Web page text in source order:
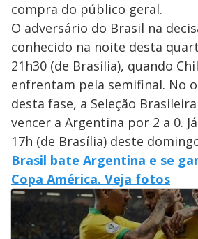
compra do público geral.
O adversário do Brasil na
conhecido na noite desta
21h30 (de Brasília), quando
enfrentam pela semifinal. No
desta fase, a Seleção
vencer a Argentina por 2 a 0.
17h (de Brasília) deste
Brasil bate Argentina e se
Copa América. Veja fotos